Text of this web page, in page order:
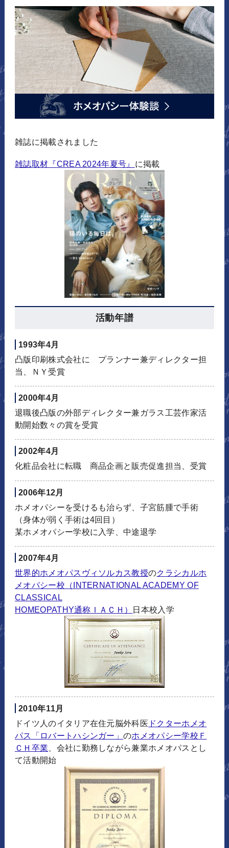
雑誌に掲載されました
雑誌取材『CREA 2024年夏号』 に掲載
活動年譜
1993年4月
凸版印刷株式会社に プランナー兼ディレクター担
当、ＮＹ受賞
2000年4月
退職後凸版の外部ディレクター兼ガラス工芸作家活
動開始数々の賞を受賞
2002年4月
化粧品会社に転職 商品企画と販売促進担当、受賞
2006年12月
ホメオパシーを受けるも治らず、子宮筋腫で手術
（身体が弱く手術は4回目）
某ホメオパシー学校に入学、中途退学
2007年4月
世界的ホメオパスヴィソルカス教授のクラシカルホ
メオパシー校（INTERNATIONAL ACADEMY OF
CLASSICAL
HOMEOPATHY通称ＩＡＣＨ） 日本校入学
2010年11月
ドイツ人のイタリア在住元脳外科医 ドクターホメオ
パス「ロバートハシンガー」のホメオパシー学校Ｆ
ＣＨ卒業 、会社に勤務しながら兼業ホメオパスとし
て活動開始